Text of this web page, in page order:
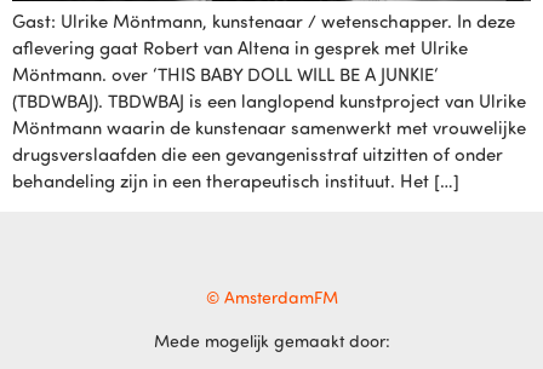
Gast: Ulrike Möntmann, kunstenaar / wetenschapper. In deze
aflevering gaat Robert van Altena in gesprek met Ulrike
Möntmann. over ‘THIS BABY DOLL WILL BE A JUNKIE‘
(TBDWBAJ). TBDWBAJ is een langlopend kunstproject van Ulrike
Möntmann waarin de kunstenaar samenwerkt met vrouwelijke
drugsverslaafden die een gevangenisstraf uitzitten of onder
behandeling zijn in een therapeutisch instituut. Het […]
© AmsterdamFM
Mede mogelijk gemaakt door: